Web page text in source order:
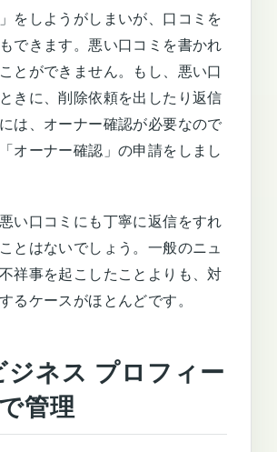
をしようがしまいが、口コミを
できます。悪い口コミを書かれ
とができません。もし、悪い口
きに、削除依頼を出したり返信
は、オーナー確認が必要なので
オーナー確認」の申請をしまし
い口コミにも丁寧に返信をすれ
とはないでしょう。一般のニュ
祥事を起こしたことよりも、対
るケースがほとんどです。
ジネス プロフィー
管理